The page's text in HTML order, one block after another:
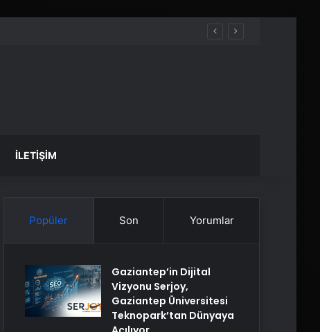
İLETIŞIM
Popüler Son Yorumlar
Gaziantep’in Dijital
Vizyonu Serjoy,
Gaziantep Üniversitesi
Teknopark’tan Dünyaya